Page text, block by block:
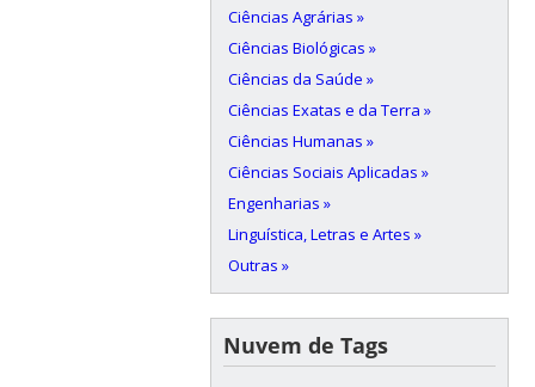
Ciências Agrárias »
Ciências Biológicas »
Ciências da Saúde »
Ciências Exatas e da Terra »
Ciências Humanas »
Ciências Sociais Aplicadas »
Engenharias »
Linguística, Letras e Artes »
Outras »
Nuvem de Tags